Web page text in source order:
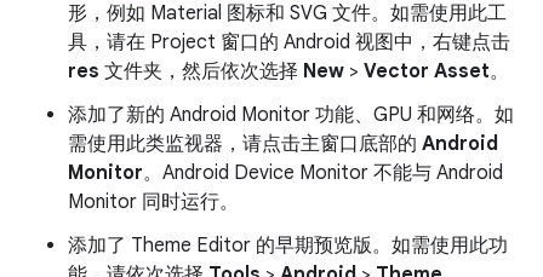
形，例如 Material 图标和 SVG 文件。如需使用此工
具，请在 Project 窗口的 Android 视图中，右键点击
res 文件夹，然后依次选择 New > Vector Asset。
添加了新的 Android Monitor 功能、GPU 和网络。如
需使用此类监视器，请点击主窗口底部的 Android
Monitor。Android Device Monitor 不能与 Android
Monitor 同时运行。
添加了 Theme Editor 的早期预览版。如需使用此功